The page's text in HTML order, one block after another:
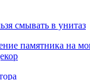
смывать в унитаз
памятника на